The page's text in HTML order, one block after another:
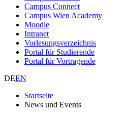
Campus Connect
Campus Wien Academy
Moodle
Intranet
Vorlesungsverzeichnis
Portal für Studierende
Portal für Vortragende
DEEN
Startseite
News und Events